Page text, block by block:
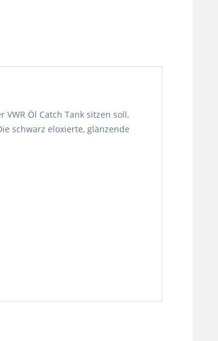
Öl Catch Tank sitzen soll,
schwarz eloxierte, glänzende